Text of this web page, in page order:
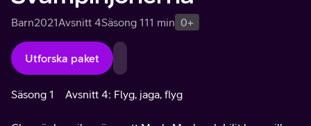
Barn2021Avsnitt 4Säsong 111 min 0+
Utforska paket
Säsong 1 Avsnitt 4: Flyg, jaga, flyg